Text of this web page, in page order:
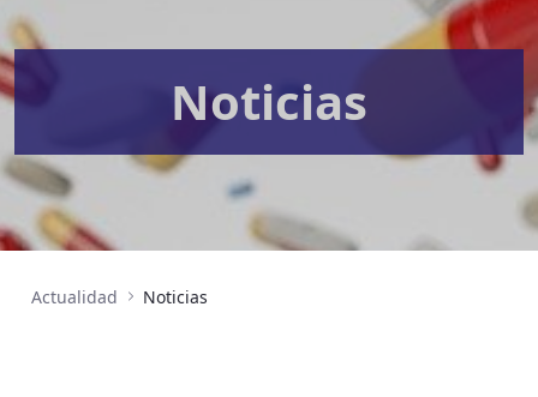
Noticias
Actualidad Noticias